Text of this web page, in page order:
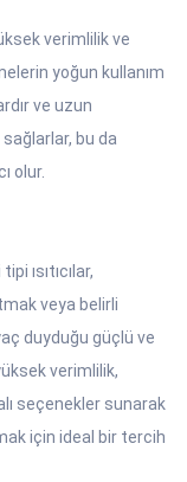
verimlilik ve
yoğun kullanım
ve uzun
bu da
olur.
ısıtıcılar,
veya belirli
duyduğu güçlü ve
verimlilik,
seçenekler sunarak
için ideal bir tercih